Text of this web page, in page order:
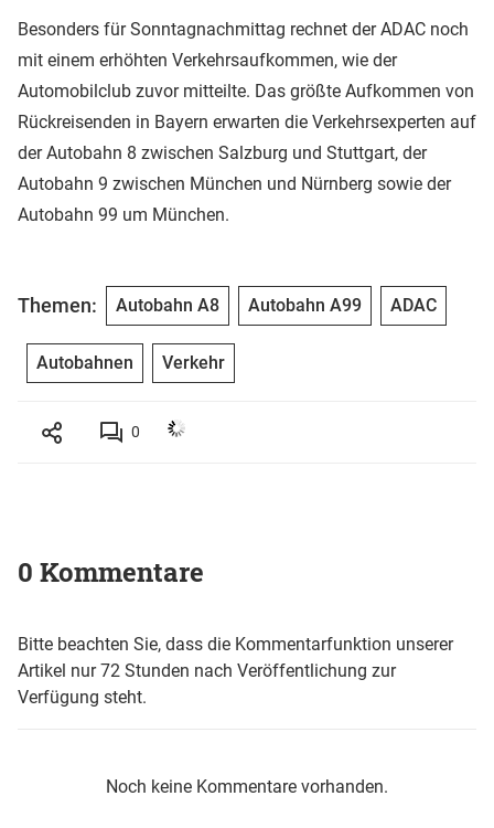
Besonders für Sonntagnachmittag rechnet der ADAC noch
mit einem erhöhten Verkehrsaufkommen, wie der
Automobilclub zuvor mitteilte. Das größte Aufkommen von
Rückreisenden in Bayern erwarten die Verkehrsexperten auf
der Autobahn 8 zwischen Salzburg und Stuttgart, der
Autobahn 9 zwischen München und Nürnberg sowie der
Autobahn 99 um München.
Themen: Autobahn A8 Autobahn A99 ADAC
Autobahnen Verkehr
0
0 Kommentare
Bitte beachten Sie, dass die Kommentarfunktion unserer
Artikel nur 72 Stunden nach Veröffentlichung zur
Verfügung steht.
Noch keine Kommentare vorhanden.